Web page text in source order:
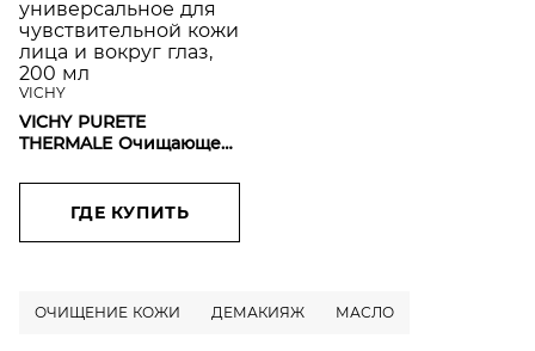
VICHY
VICHY PURETE
THERMALE Очищающее
универсальное для
чувствительной кожи
лица и вокруг глаз, 200
ГДЕ КУПИТЬ
ОЧИЩЕНИЕ КОЖИ ДЕМАКИЯЖ МАСЛО